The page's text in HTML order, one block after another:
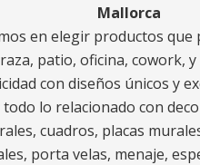
Mallorca
en elegir productos que
patio, oficina, cowork,
con diseños únicos y
lo relacionado con
cuadros, placas
porta velas, menaje,